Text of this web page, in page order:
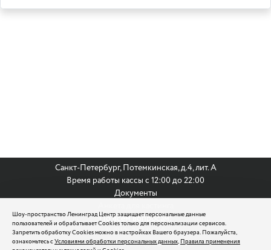
Шоу-пространство Ленинград Центр защищает персональные данные
пользователей и обрабатывает Cookies только для персонализации сервисов.
Запретить обработку Cookies можно в настройках Вашего браузера. Пожалуйста,
ознакомьтесь сУсловиями обработки персональных данных,Правила применения
Санкт-Петербург, Потемкинская, д.4, лит. А
Время работы кассы с 12:00 до 22:00
Документы
По всем вопросам:
8 (812) 242 9999
reservation@leningradcenter.ru